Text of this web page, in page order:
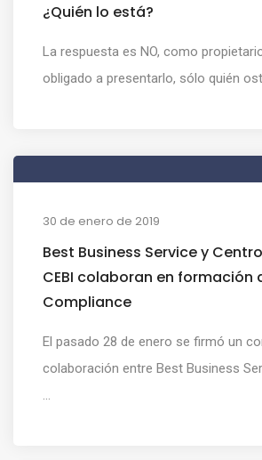
¿Quién lo está?
La respuesta es NO, como
obligado a presentarlo, sólo quién
30 de enero de 2019
Best Business Service y
CEBI colaboran en formación
Compliance
El pasado 28 de enero se firmó un
colaboración entre Best Business
...